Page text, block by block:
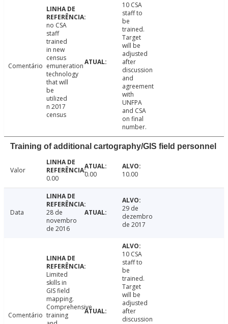
Comentário
no CSA
staff
trained
in new
census
emuneration
technology
that will
be
utilized
n 2017
census
10 CSA
staff to
be
trained.
Target
will be
adjusted
after
discussion
and
agreement
with
UNFPA
and CSA
on final
number.
Training of additional cartography/GIS field personnel
Valor
0.00
0.00 10.00
Data
28 de
novembro
de 2016
29 de
dezembro
de 2017
Comentário
Limited
skills in
GIS field
mapping.
Comprehensive
training
10 CSA
staff to
be
trained.
Target
will be
adjusted
after
discussion